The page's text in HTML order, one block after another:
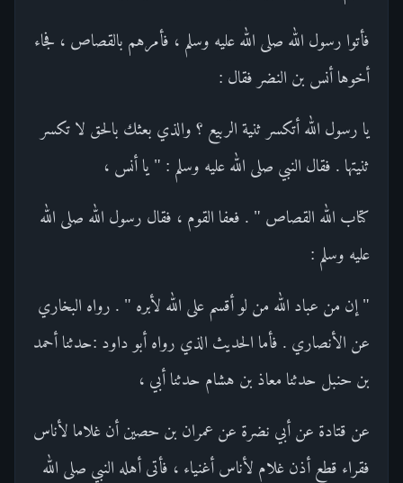
فأتوا رسول الله صلى الله عليه وسلم ، فأمرهم بالقصاص ، فجاء
أخوها أنس بن النضر فقال :
يا رسول الله أتكسر ثنية الربيع ؟ والذي بعثك بالحق لا تكسر
ثنيتها . فقال النبي صلى الله عليه وسلم : " يا أنس ،
كتاب الله القصاص " . فعفا القوم ، فقال رسول الله صلى الله
عليه وسلم :
" إن من عباد الله من لو أقسم على الله لأبره " . رواه البخاري
عن الأنصاري . فأما الحديث الذي رواه أبو داود :حدثنا أحمد
بن حنبل حدثنا معاذ بن هشام حدثنا أبي ،
عن قتادة عن أبي نضرة عن عمران بن حصين أن غلاما لأناس
فقراء قطع أذن غلام لأناس أغنياء ، فأتى أهله النبي صلى الله